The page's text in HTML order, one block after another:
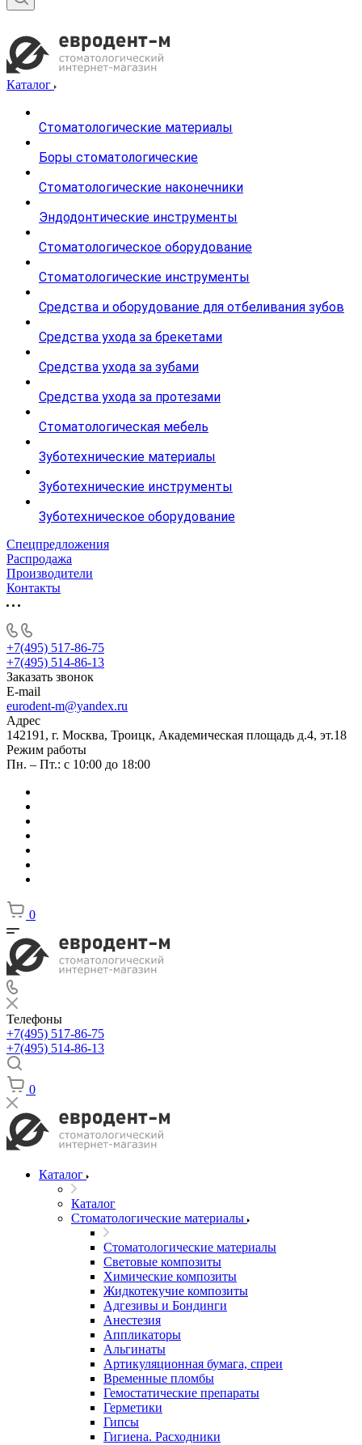
Каталог
Стоматологические материалы
Боры стоматологические
Стоматологические наконечники
Эндодонтические инструменты
Стоматологическое оборудование
Стоматологические инструменты
Средства и оборудование для отбеливания зубов
Средства ухода за брекетами
Средства ухода за зубами
Средства ухода за протезами
Стоматологическая мебель
Зуботехнические материалы
Зуботехнические инструменты
Зуботехническое оборудование
Спецпредложения
Распродажа
Производители
Контакты
+7(495) 517-86-75
+7(495) 514-86-13
Заказать звонок
E-mail
eurodent-m@yandex.ru
Адрес
142191, г. Москва, Троицк, Академическая площадь д.4, эт.18
Режим работы
Пн. – Пт.: с 10:00 до 18:00
0
Телефоны
+7(495) 517-86-75
+7(495) 514-86-13
0
Каталог
Каталог
Стоматологические материалы
Стоматологические материалы
Световые композиты
Химические композиты
Жидкотекучие композиты
Адгезивы и Бондинги
Анестезия
Аппликаторы
Альгинаты
Артикуляционная бумага, спреи
Временные пломбы
Гемостатические препараты
Герметики
Гипсы
Гигиена. Расходники